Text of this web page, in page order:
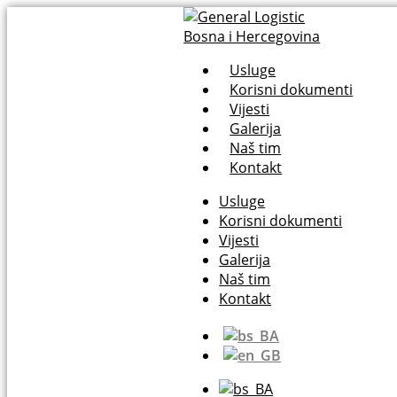
Usluge
Korisni dokumenti
Vijesti
Galerija
Naš tim
Kontakt
Usluge
Korisni dokumenti
Vijesti
Galerija
Naš tim
Kontakt